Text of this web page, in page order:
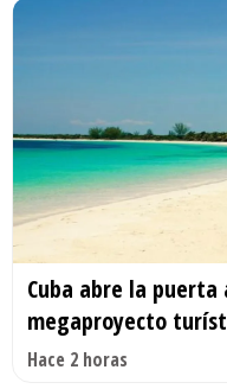
Cuba abre la puerta
megaproyecto
Hace 2 horas